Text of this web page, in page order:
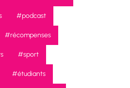
#podcast
#récompenses
#sport
#étudiants